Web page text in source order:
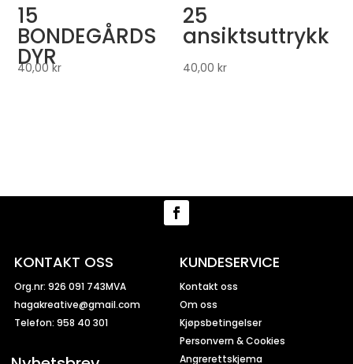
15
BONDEGÅRDS
DYR
40,00kr
25
ansiktsuttrykk
40,00kr
KONTAKT OSS
Org.nr: 926 091 743MVA
hagakreative@gmail.com
Telefon: 958 40 301
KUNDESERVICE
Kontakt oss
Om oss
Kjøpsbetingelser
Personvern & Cookies
Angrerettskjema